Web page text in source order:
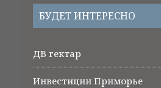
БУДЕТ ИНТЕРЕСНО
ДВ гектар
Инвестиции Приморье